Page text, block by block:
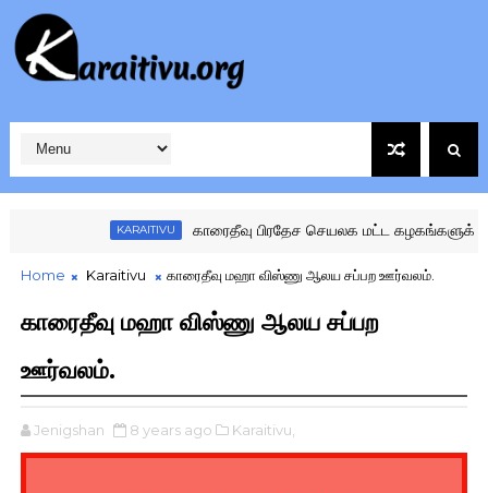
காரைதீவு பிரதேச செயலக மட்ட கழகங்களுக்கு
Home Karaitivu காரைதீவு மஹா விஸ்ணு ஆலய சப்பற ஊர்வலம்.
காரைதீவு மஹா விஸ்ணு ஆலய சப்பற
ஊர்வலம்.
Jenigshan 8 years ago Karaitivu,